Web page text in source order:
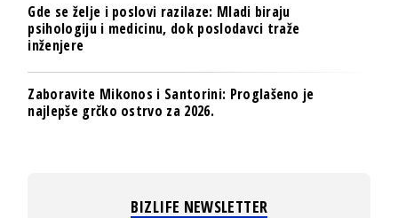
Gde se želje i poslovi razilaze: Mladi biraju
psihologiju i medicinu, dok poslodavci traže
inženjere
Zaboravite Mikonos i Santorini: Proglašeno je
najlepše grčko ostrvo za 2026.
BIZLIFE NEWSLETTER